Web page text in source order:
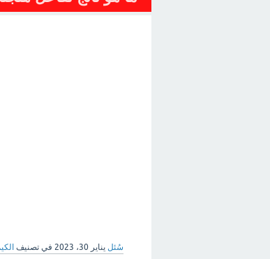
سُئل يناير 30، 2023 في تصنيف